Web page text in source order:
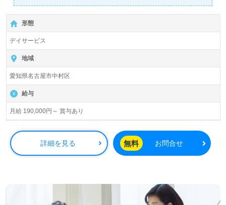
詳細に関してお気軽にご相談ください♪
【無料】で皆さんの転職活動をサポートいたします。
形態
デイサービス
地域
愛知県名古屋市中村区
給与
月給 190,000円～ 賞与あり
詳細を見る 無料 お問合せ